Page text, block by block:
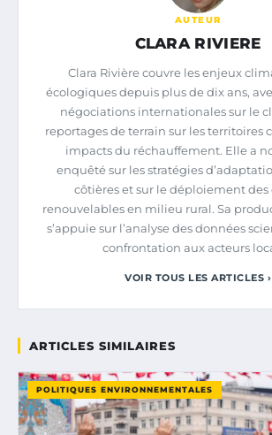
AUTEUR
CLARA RIVIERE
Clara Rivière couvre les enjeux
écologiques depuis plus de dix ans,
négociations internationales sur le
reportages de terrain sur les territoires
impacts du réchauffement. Elle a
enquêté sur les stratégies
côtières et sur le déploiement des
renouvelables en milieu rural. Sa
s’appuie sur l’analyse des données
confrontation aux acteurs
VOIR TOUS LES ARTICLES ›
ARTICLES SIMILAIRES
POLITIQUES ENVIRONNEMENTALES